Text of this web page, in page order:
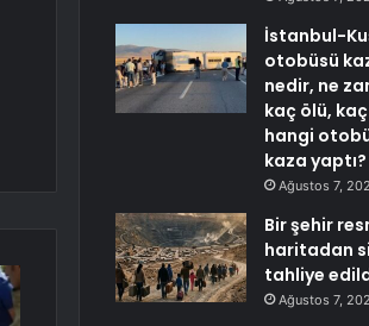
İstanbul-
otobüsü
nedir, ne
kaç ölü,
hangi
kaza
Ağustos 7,
Bir şehir
haritadan
tahliye
Ağustos 7,